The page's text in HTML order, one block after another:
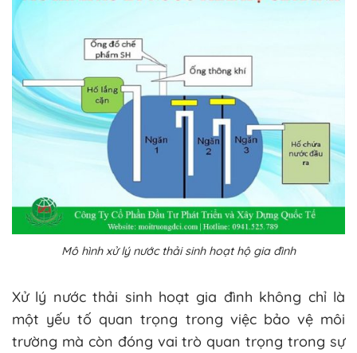
Mô hình xử lý nước thải sinh hoạt hộ gia đình
Xử lý nước thải sinh hoạt gia đình không chỉ là
một yếu tố quan trọng trong việc bảo vệ môi
trường mà còn đóng vai trò quan trọng trong sự